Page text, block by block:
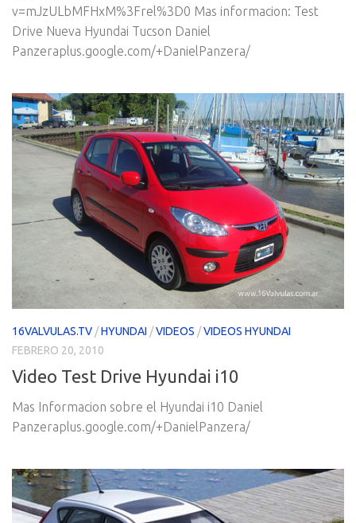
v=mJzULbMFHxM%3Frel%3D0 Mas informacion: Test
Drive Nueva Hyundai Tucson Daniel
Panzeraplus.google.com/+DanielPanzera/
16VALVULAS.TV /HYUNDAI /VIDEOS /VIDEOS HYUNDAI
FEBRERO 20, 2010
Video Test Drive Hyundai i10
Mas Informacion sobre el Hyundai i10 Daniel
Panzeraplus.google.com/+DanielPanzera/